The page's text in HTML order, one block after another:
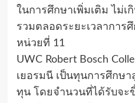
ในการศึกษาเพิ่มเติม ไม่เ
รวมตลอดระยะเวลาการศึ
หน่วยที่ 11
UWC Robert Bosch
เยอรมนี เป็นทุนการศึกษ
ทุน โดยจำนวนที่ได้รับจะ